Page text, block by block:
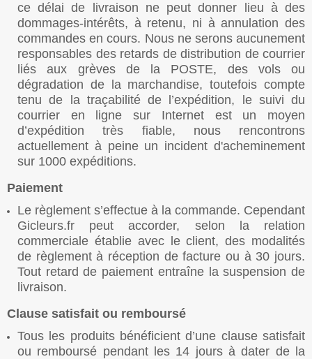
ce délai de livraison ne peut donner lieu à des
dommages-intérêts, à retenu, ni à annulation des
commandes en cours. Nous ne serons aucunement
responsables des retards de distribution de courrier
liés aux grèves de la POSTE, des vols ou
dégradation de la marchandise, toutefois compte
tenu de la traçabilité de l’expédition, le suivi du
courrier en ligne sur Internet est un moyen
d’expédition très fiable, nous rencontrons
actuellement à peine un incident d'acheminement
sur 1000 expéditions.
Paiement
Le règlement s’effectue à la commande. Cependant
Gicleurs.fr peut accorder, selon la relation
commerciale établie avec le client, des modalités
de règlement à réception de facture ou à 30 jours.
Tout retard de paiement entraîne la suspension de
livraison.
Clause satisfait ou remboursé
Tous les produits bénéficient d’une clause satisfait
ou remboursé pendant les 14 jours à dater de la